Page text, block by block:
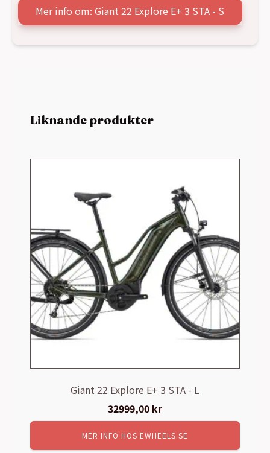
Mer info om: Giant 22 Explore E+ 3 STA - S
Liknande produkter
Giant 22 Explore E+ 3 STA - L
32999,00 kr
MER INFO HOS EWHEELS.SE